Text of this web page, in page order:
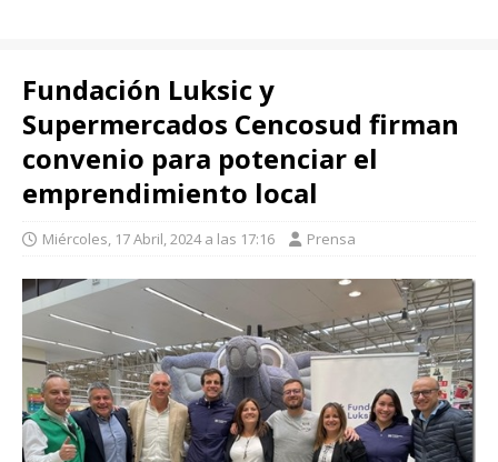
Fundación Luksic y
Supermercados Cencosud firman
convenio para potenciar el
emprendimiento local
Miércoles, 17 Abril, 2024 a las 17:16 Prensa